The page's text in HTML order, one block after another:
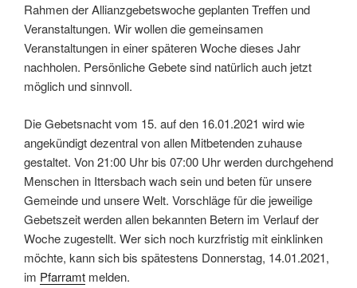
Rahmen der Allianzgebetswoche geplanten Treffen und
Veranstaltungen. Wir wollen die gemeinsamen
Veranstaltungen in einer späteren Woche dieses Jahr
nachholen. Persönliche Gebete sind natürlich auch jetzt
möglich und sinnvoll.
Die Gebetsnacht vom 15. auf den 16.01.2021 wird wie
angekündigt dezentral von allen Mitbetenden zuhause
gestaltet. Von 21:00 Uhr bis 07:00 Uhr werden durchgehend
Menschen in Ittersbach wach sein und beten für unsere
Gemeinde und unsere Welt. Vorschläge für die jeweilige
Gebetszeit werden allen bekannten Betern im Verlauf der
Woche zugestellt. Wer sich noch kurzfristig mit einklinken
möchte, kann sich bis spätestens Donnerstag, 14.01.2021,
im Pfarramt melden.